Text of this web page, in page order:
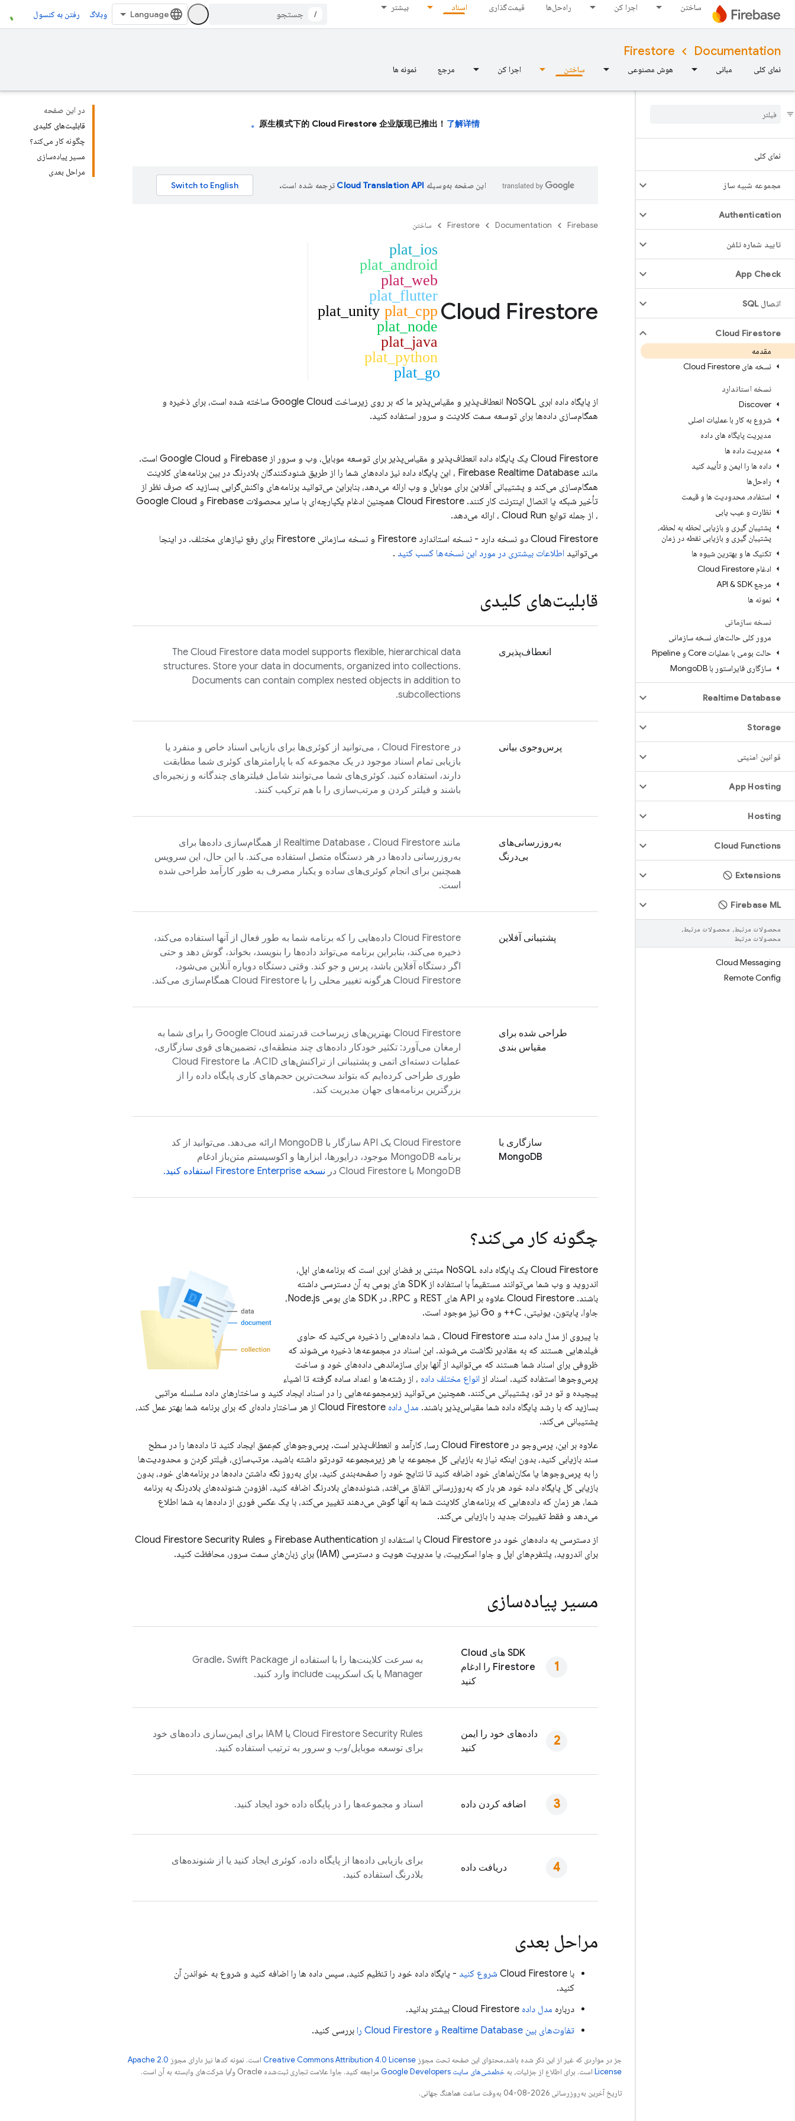
ساختن اجرا کن راه‌حل‌ها قیمت‌گذاری اسناد بیشتر
/ وبلاگ رفتن به کنسول
Documentation
Firestore
نمای کلی مبانی هوش مصنوعی ساختن اجرا کن مرجع نمونه ها
نمای کلی
مجموعه شبیه ساز
Authentication
تایید شماره تلفن
App Check
اتصال SQL
Cloud Firestore
مقدمه
نسخه های Cloud Firestore
نسخه استاندارد
Discover
شروع به کار با عملیات اصلی
مدیریت پایگاه های داده
مدیریت داده ها
داده ها را ایمن و تأیید کنید
راه‌حل‌ها
استفاده، محدودیت ها و قیمت
نظارت و عیب یابی
پشتیبان گیری و بازیابی لحظه به لحظه،
پشتیبان گیری و بازیابی نقطه در زمان
تکنیک ها و بهترین شیوه ها
ادغام Cloud Firestore
مرجع API & SDK
نمونه ها
نسخه سازمانی
مرور کلی حالت‌های نسخه سازمانی
حالت بومی با عملیات Core و Pipeline
سازگاری فایر‌استور با Mongo DB
Realtime Database
Storage
قوانین امنیتی
App Hosting
Hosting
Cloud Functions
Extensions
Firebase ML
محصولات مرتبط، محصولات مرتبط،
محصولات مرتبط
Cloud Messaging
Remote Config
در این صفحه
قابلیت‌های کلیدی
چگونه کار می‌کند؟
مسیر پیاده‌سازی
مراحل بعدی
原生模式下的 Cloud Firestore 企业版现已推出！ 了解详情。
این صفحه به‌وسیله ترجمه شده است.
Firebase
Documentation
Firestore ساختن
Cloud Firestore
plat_ios
plat_android
plat_web
plat_flutter
plat_cpp
plat_unity
plat_node
plat_java
plat_python
plat_go
از پایگاه داده ابری NoSQL انعطاف‌پذیر و مقیاس‌پذیر ما که بر روی زیرساخت Google Cloud ساخته شده است، برای ذخیره و
همگام‌سازی داده‌ها برای توسعه سمت کلاینت و سرور استفاده کنید.
Cloud Firestore یک پایگاه داده انعطاف‌پذیر و مقیاس‌پذیر برای توسعه موبایل، وب و سرور از Firebase و Google Cloud است.
مانند Firebase Realtime Database ، این پایگاه داده نیز داده‌های شما را از طریق شنودکنندگان بلادرنگ در بین برنامه‌های کلاینت
همگام‌سازی می‌کند و پشتیبانی آفلاین برای موبایل و وب ارائه می‌دهد، بنابراین می‌توانید برنامه‌های واکنش‌گرایی بسازید که صرف نظر از
تأخیر شبکه یا اتصال اینترنت کار کنند. Cloud Firestore همچنین ادغام یکپارچه‌ای با سایر محصولات Firebase و
Google Cloud
، از جمله توابع Cloud Run ، ارائه می‌دهد.
Cloud Firestore
دو نسخه دارد - نسخه استاندارد Firestore و نسخه سازمانی Firestore برای رفع نیازهای مختلف. در اینجا
می‌توانید اطلاعات بیشتری در مورد این نسخه‌ها کسب کنید .
قابلیت‌های کلیدی
انعطاف‌پذیری The Cloud Firestore data model supports flexible, hierarchical data
structures. Store your data in documents, organized into collections.
Documents can contain complex nested objects in addition to
subcollections.
پرس‌وجوی بیانی در Cloud Firestore ، می‌توانید از کوئری‌ها برای بازیابی اسناد خاص و منفرد یا
بازیابی تمام اسناد موجود در یک مجموعه که با پارامترهای کوئری شما مطابقت
دارند، استفاده کنید. کوئری‌های شما می‌توانند شامل فیلترهای چندگانه و زنجیره‌ای
باشند و فیلتر کردن و مرتب‌سازی را با هم ترکیب کنند.
به‌روزرسانی‌های
بی‌درنگ
مانند Realtime Database ، Cloud Firestore
از همگام‌سازی داده‌ها برای
به‌روزرسانی داده‌ها در هر دستگاه متصل استفاده می‌کند. با این حال، این سرویس
همچنین برای انجام کوئری‌های ساده و یکبار مصرف به طور کارآمد طراحی شده
است.
پشتیبانی آفلاین Cloud Firestore داده‌هایی را که برنامه شما به طور فعال از آنها استفاده می‌کند،
ذخیره می‌کند، بنابراین برنامه می‌تواند داده‌ها را بنویسد، بخواند، گوش دهد و حتی
اگر دستگاه آفلاین باشد، پرس و جو کند. وقتی دستگاه دوباره آنلاین می‌شود،
Cloud Firestore هرگونه تغییر محلی را با Cloud Firestore همگام‌سازی می‌کند.
طراحی شده برای
مقیاس بندی
Cloud Firestore بهترین‌های زیرساخت قدرتمند Google Cloud را برای شما به
ارمغان می‌آورد: تکثیر خودکار داده‌های چند منطقه‌ای، تضمین‌های قوی سازگاری،
عملیات دسته‌ای اتمی و پشتیبانی از تراکنش‌های ACID. ما
Cloud Firestore
طوری طراحی کرده‌ایم که بتواند سخت‌ترین حجم‌های کاری پایگاه داده را از
بزرگترین برنامه‌های جهان مدیریت کند.
سازگاری با
MongoDB
Cloud Firestore
یک API سازگار با MongoDB ارائه می‌دهد. می‌توانید از کد
برنامه MongoDB موجود، درایورها، ابزارها و اکوسیستم متن‌باز ادغام
MongoDB با
Cloud Firestore در نسخه Firestore Enterprise استفاده کنید.
چگونه کار می‌کند؟
Cloud Firestore
یک پایگاه داده NoSQL مبتنی بر فضای ابری است که برنامه‌های اپل،
اندروید و وب شما می‌توانند مستقیماً با استفاده از SDK های بومی به آن دسترسی داشته
باشند. Cloud Firestore
علاوه بر API های REST و RPC، در SDK های بومی Node.js،
جاوا، پایتون، یونیتی، C++ و Go نیز موجود است.
با پیروی از مدل داده سند Cloud Firestore ، شما داده‌هایی را ذخیره می‌کنید که حاوی
فیلدهایی هستند که به مقادیر نگاشت می‌شوند. این اسناد در مجموعه‌ها ذخیره می‌شوند که
ظروفی برای اسناد شما هستند که می‌توانید از آنها برای سازماندهی داده‌های خود و ساخت
پرس‌وجوها استفاده کنید. اسناد از انواع مختلف داده ، از رشته‌ها و اعداد ساده گرفته تا اشیاء
پیچیده و تو در تو، پشتیبانی می‌کنند. همچنین می‌توانید زیرمجموعه‌هایی را در اسناد ایجاد کنید و ساختارهای داده سلسله مراتبی
بسازید که با رشد پایگاه داده شما مقیاس‌پذیر باشند. مدل داده Cloud Firestore از هر ساختار داده‌ای که برای برنامه شما بهتر عمل کند،
پشتیبانی می‌کند.
علاوه بر این، پرس‌وجو در Cloud Firestore رسا، کارآمد و انعطاف‌پذیر است. پرس‌وجوهای کم‌عمق ایجاد کنید تا داده‌ها را در سطح
سند بازیابی کنید، بدون اینکه نیاز به بازیابی کل مجموعه یا هر زیرمجموعه تودرتو داشته باشید. مرتب‌سازی، فیلتر کردن و محدودیت‌ها
را به پرس‌وجوها یا مکان‌نماهای خود اضافه کنید تا نتایج خود را صفحه‌بندی کنید. برای به‌روز نگه داشتن داده‌ها در برنامه‌های خود، بدون
بازیابی کل پایگاه داده خود هر بار که به‌روزرسانی اتفاق می‌افتد، شنونده‌های بلادرنگ اضافه کنید. افزودن شنونده‌های بلادرنگ به برنامه
شما، هر زمان که داده‌هایی که برنامه‌های کلاینت شما به آنها گوش می‌دهند تغییر می‌کند، با یک عکس فوری از داده‌ها به شما اطلاع
می‌دهد و فقط تغییرات جدید را بازیابی می‌کند.
از دسترسی به داده‌های خود در Cloud Firestore با استفاده از Firebase Authentication و Cloud Firestore Security Rules
برای اندروید، پلتفرم‌های اپل و جاوا اسکریپت، یا مدیریت هویت و دسترسی (IAM) برای زبان‌های سمت سرور، محافظت کنید.
مسیر پیاده‌سازی
SDK های
Cloud
Firestore را ادغام
کنید
به سرعت کلاینت‌ها را با استفاده از Gradle، Swift Package
Manager یا یک اسکریپت include وارد کنید.
داده‌های خود را ایمن
کنید
Cloud Firestore Security Rules
یا IAM برای ایمن‌سازی داده‌های خود
برای توسعه موبایل/وب و سرور به ترتیب استفاده کنید.
اضافه کردن داده اسناد و مجموعه‌ها را در پایگاه داده خود ایجاد کنید.
دریافت داده
برای بازیابی داده‌ها از پایگاه داده، کوئری ایجاد کنید یا از شنونده‌های
بلادرنگ استفاده کنید.
مراحل بعدی
با Cloud Firestore شروع کنید - پایگاه داده خود را تنظیم کنید، سپس داده ها را اضافه کنید و شروع به خواندن آن
کنید.
درباره مدل داده Cloud Firestore بیشتر بدانید.
تفاوت‌های بین Realtime Database و Cloud Firestore را بررسی کنید.
جز در مواردی که غیر از این ذکر شده باشد،‌محتوای این صفحه تحت مجوز Creative Commons Attribution 4.0 License است. نمونه کدها نیز دارای مجوز Apache 2.0
License است. برای اطلاع از جزئیات، به خطمشی‌های سایت Google Developers‏ مراجعه کنید. جاوا علامت تجاری ثبت‌شده Oracle و/یا شرکت‌های وابسته به آن است.
تاریخ آخرین به‌روزرسانی 2026-08-04 به‌وقت ساعت هماهنگ جهانی.